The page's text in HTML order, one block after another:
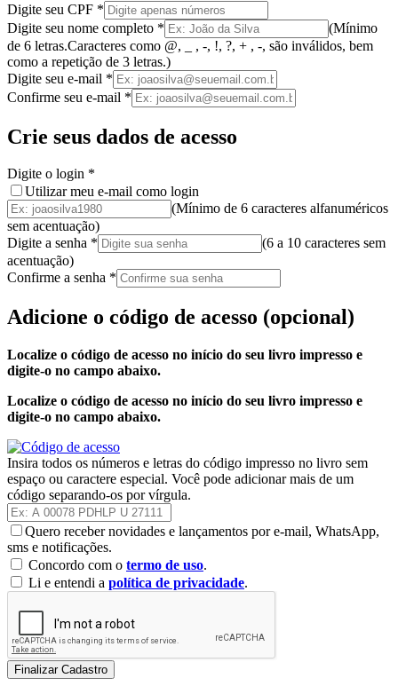
Digite seu CPF *
Digite seu nome completo * (Mínimo
de 6 letras.Caracteres como @, _ , -, !, ?, + , -, são inválidos, bem
como a repetição de 3 letras.)
Digite seu e-mail *
Confirme seu e-mail *
Crie seus dados de acesso
Digite o login *
Utilizar meu e-mail como login
(Mínimo de 6 caracteres alfanuméricos
sem acentuação)
Digite a senha * (6 a 10 caracteres sem
acentuação)
Confirme a senha *
Adicione o código de acesso (opcional)
Localize o código de acesso no início do seu livro impresso e
digite-o no campo abaixo.
Localize o código de acesso no início do seu livro impresso e
digite-o no campo abaixo.
Insira todos os números e letras do código impresso no livro sem
espaço ou caractere especial. Você pode adicionar mais de um
código separando-os por vírgula.
Quero receber novidades e lançamentos por e-mail, WhatsApp,
sms e notificações.
Concordo com o termo de uso.
Li e entendi a política de privacidade.